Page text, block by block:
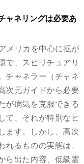
ャネリングは必要あ
メリカを中心に拡が
で、スピリチュアリ
チャネラー（チャネ
次元ガイドから必要
が病気を克服できる
て、それが特別なヒ
ます。しかし、高次
れるものの実態は、
ら出た内容、低級霊